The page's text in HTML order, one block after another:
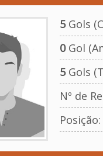
5Gols
0Gol
5Gols
Nº de
Posição: